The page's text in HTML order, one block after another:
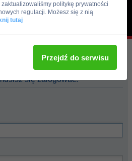
się zalogować.
politykę prywatności
regulacji. Możesz się z nią
tutaj
Przejdź do serwisu